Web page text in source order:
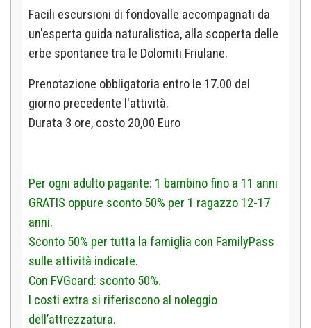
Facili escursioni di fondovalle accompagnati da
un'esperta guida naturalistica, alla scoperta delle
erbe spontanee tra le Dolomiti Friulane.
Prenotazione obbligatoria entro le 17.00 del
giorno precedente l'attività.
Durata 3 ore, costo 20,00 Euro
Per ogni adulto pagante: 1 bambino fino a 11 anni
GRATIS oppure sconto 50% per 1 ragazzo 12-17
anni.
Sconto 50% per tutta la famiglia con FamilyPass
sulle attività indicate.
Con FVGcard: sconto 50%.
I costi extra si riferiscono al noleggio
dell’attrezzatura.